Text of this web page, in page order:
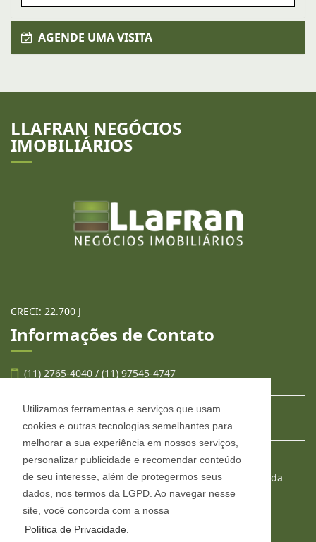
Utilizamos ferramentas e serviços que usam
cookies e outras tecnologias semelhantes para
melhorar a sua experiência em nossos serviços,
personalizar publicidade e recomendar conteúdo
de seu interesse, além de protegermos seus
dados, nos termos da LGPD. Ao navegar nesse
site, você concorda com a nossa
Política de Privacidade.
AGENDE UMA VISITA
LLAFRAN NEGÓCIOS
IMOBILIÁRIOS
CRECI: 22.700 J
Informações de Contato
(11) 2765-4040 / (11) 97545-4747
LLAFRAN NEGÓCIOS IMOBILIÁRIOS
Estr. São Francisco, 2008, conjunto 303, Jardim Wanda
Taboão da Serra - São Paulo
CEP: 06765-904